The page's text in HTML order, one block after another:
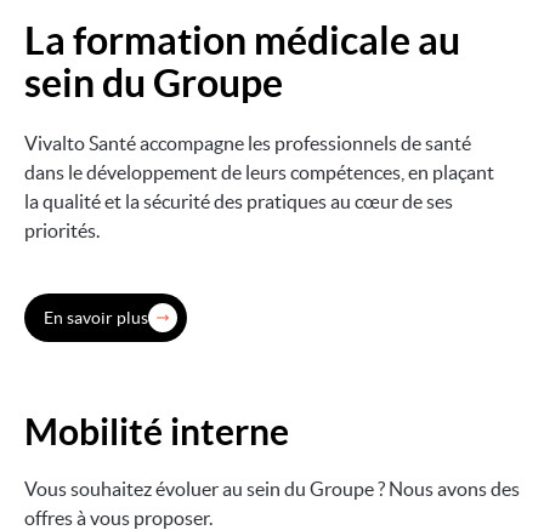
Image
La formation médicale au
sein du Groupe
Vivalto Santé accompagne les professionnels de santé
dans le développement de leurs compétences, en plaçant
la qualité et la sécurité des pratiques au cœur de ses
priorités.
En savoir plus
Mobilité interne
Vous souhaitez évoluer au sein du Groupe ? Nous avons des
offres à vous proposer.